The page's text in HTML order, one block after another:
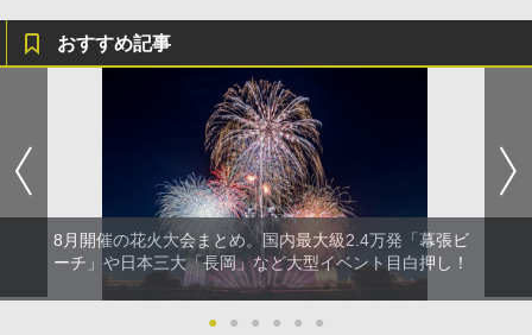
おすすめ記事
8月開催の花火大会まとめ。国内最大級2.4万発「幕張ビ
ーチ」や日本三大「長岡」など大型イベント目白押し！
● ● ● ● ● ●